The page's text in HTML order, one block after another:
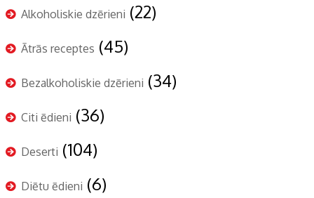
Alkoholiskie dzērieni (22)
Ātrās receptes (45)
Bezalkoholiskie dzērieni (34)
Citi ēdieni (36)
Deserti (104)
Diētu ēdieni (6)